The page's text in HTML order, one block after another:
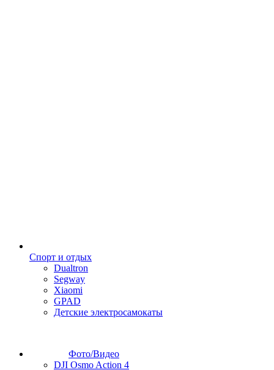
Спорт и отдых
Dualtron
Segway
Xiaomi
GPAD
Детские электросамокаты
Фото/Видео
DJI Osmo Action 4